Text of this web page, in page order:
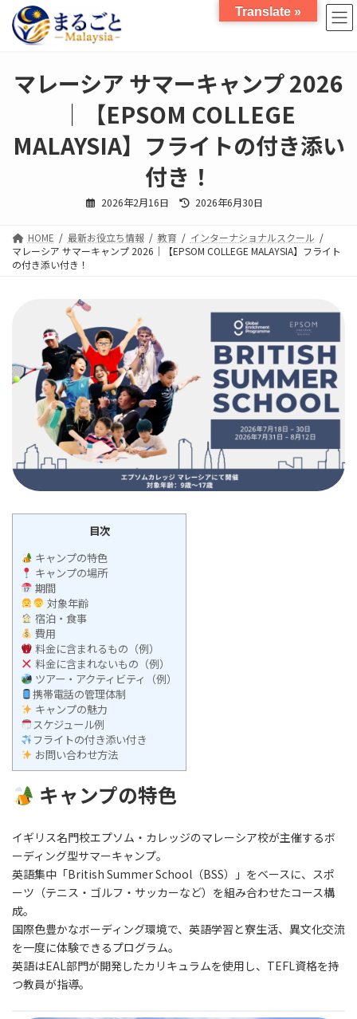
マレーシア サマーキャンプ 2026
｜【EPSOM COLLEGE
MALAYSIA】フライトの付き添い
付き！
2026年2月16日 最
終
新
日
時
:
2026年6月30日
HOME 最新お役立ち情報 教育
インターナショナルスクール
マレーシア サマーキャンプ 2026｜【EPSOM COLLEGE MALAYSIA】フライト
の付き添い付き！
目次
キャンプの特色
キャンプの場所
期間
対象年齢
宿泊・食事
費用
料金に含まれるもの（例）
料金に含まれないもの（例）
ツアー・アクティビティ（例）
携帯電話の管理体制
キャンプの魅力
スケジュール例
フライトの付き添い付き
お問い合わせ方法
キャンプの特色
イギリス名門校エプソム・カレッジのマレーシア校が主催するボ
ーディング型サマーキャンプ。
英語集中「British Summer School（BSS）」をベースに、スポ
ーツ（テニス・ゴルフ・サッカーなど）を組み合わせたコース構
成。
国際色豊かなボーディング環境で、英語学習と寮生活、異文化交流
を一度に体験できるプログラム。
英語はEAL部門が開発したカリキュラムを使用し、TEFL資格を持
つ教員が指導。
Translate »